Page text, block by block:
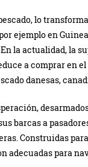
lo
ejemplo en
la actualidad, la
a comprar en
danesas,
barcas a
Construidas
adecuadas para